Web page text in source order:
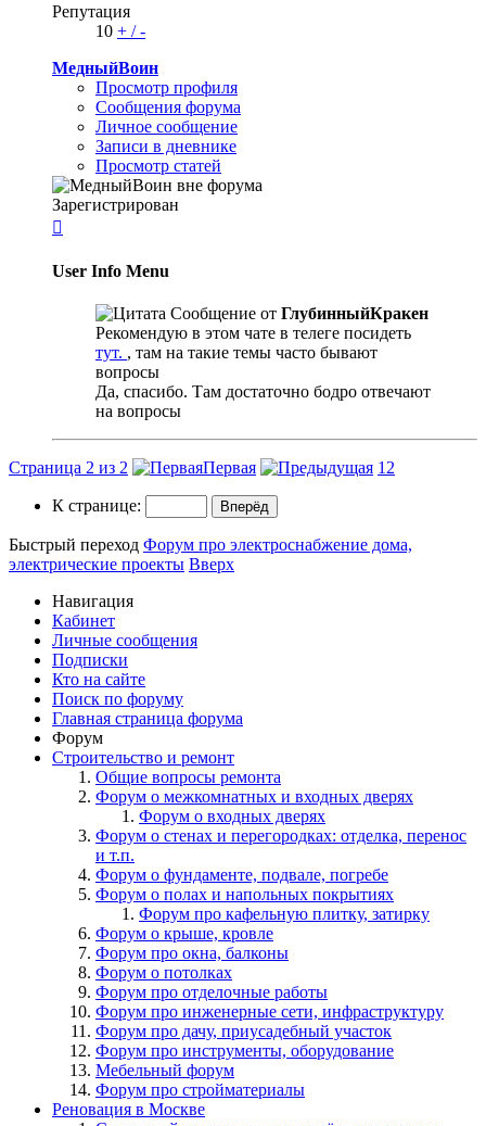
Репутация
10 + /-
МедныйВоин
Просмотр профиля
Сообщения форума
Личное сообщение
Записи в дневнике
Просмотр статей
Зарегистрирован

User Info Menu
Сообщение от ГлубинныйКракен
Рекомендую в этом чате в телеге посидеть
тут. , там на такие темы часто бывают
вопросы
Да, спасибо. Там достаточно бодро отвечают
на вопросы
Страница 2 из 2 Первая 1 2
К странице:
Быстрый переход Форум про электроснабжение дома,
электрические проекты Вверх
Навигация
Кабинет
Личные сообщения
Подписки
Кто на сайте
Поиск по форуму
Главная страница форума
Форум
Строительство и ремонт
Общие вопросы ремонта
Форум о межкомнатных и входных дверях
Форум о входных дверях
Форум о стенах и перегородках: отделка, перенос
и т.п.
Форум о фундаменте, подвале, погребе
Форум о полах и напольных покрытиях
Форум про кафельную плитку, затирку
Форум о крыше, кровле
Форум про окна, балконы
Форум о потолках
Форум про отделочные работы
Форум про инженерные сети, инфраструктуру
Форум про дачу, приусадебный участок
Форум про инструменты, оборудование
Мебельный форум
Форум про стройматериалы
Реновация в Москве